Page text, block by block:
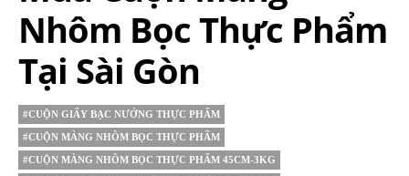
Nhôm Bọc Thực Phẩm
Tại Sài Gòn
#CUỘN GIẤY BẠC NƯỚNG THỰC PHẨM
#CUỘN MÀNG NHÔM BỌC THỰC PHẨM
#CUỘN MÀNG NHÔM BỌC THỰC PHẨM 45CM-3KG